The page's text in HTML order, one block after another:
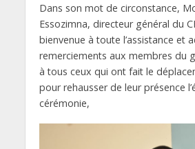
Dans son mot de circonstance,
Essozimna, directeur général du
bienvenue à toute l’assistance et
remerciements aux membres du
à tous ceux qui ont fait le
pour rehausser de leur présence
cérémonie,